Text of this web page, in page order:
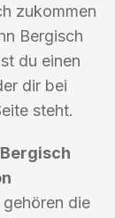
zukommen
Bergisch
du einen
dir bei
steht.
gehören die